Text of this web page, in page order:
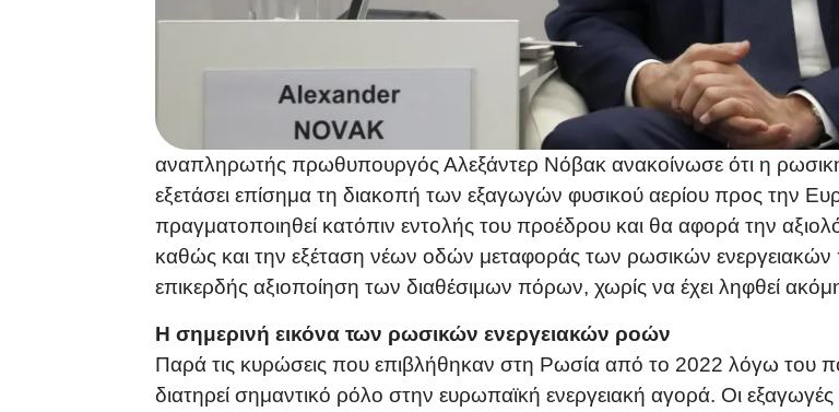
αναπληρωτής πρωθυπουργός Αλεξάντερ Νόβακ ανακοίνωσε ότι η
εξετάσει επίσημα τη διακοπή των εξαγωγών φυσικού αερίου προς την
πραγματοποιηθεί κατόπιν εντολής του προέδρου και θα αφορά την
καθώς και την εξέταση νέων οδών μεταφοράς των ρωσικών ενεργειακών
επικερδής αξιοποίηση των διαθέσιμων πόρων, χωρίς να έχει ληφθεί
Η σημερινή εικόνα των ρωσικών ενεργειακών ροών
Παρά τις κυρώσεις που επιβλήθηκαν στη Ρωσία από το 2022 λόγω του
διατηρεί σημαντικό ρόλο στην ευρωπαϊκή ενεργειακή αγορά. Οι